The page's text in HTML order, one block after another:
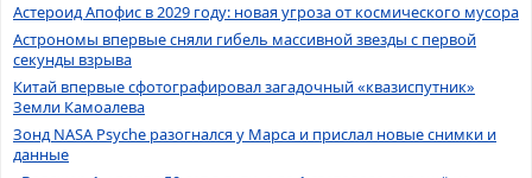
Астероид Апофис в 2029 году: новая угроза от космического мусора
Астрономы впервые сняли гибель массивной звезды с первой
секунды взрыва
Китай впервые сфотографировал загадочный «квазиспутник»
Земли Камоалева
Зонд NASA Psyche разогнался у Марса и прислал новые снимки и
данные